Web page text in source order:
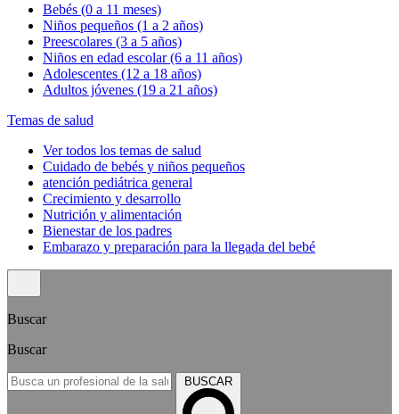
Bebés (0 a 11 meses)
Niños pequeños (1 a 2 años)
Preescolares (3 a 5 años)
Niños en edad escolar (6 a 11 años)
Adolescentes (12 a 18 años)
Adultos jóvenes (19 a 21 años)
Temas de salud
Ver todos los temas de salud
Cuidado de bebés y niños pequeños
atención pediátrica general
Crecimiento y desarrollo
Nutrición y alimentación
Bienestar de los padres
Embarazo y preparación para la llegada del bebé
Buscar
Buscar
BUSCAR